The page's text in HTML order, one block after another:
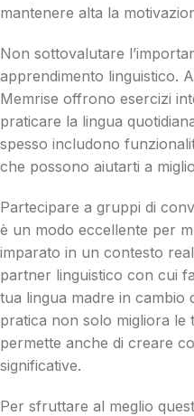
mantenere alta la
Non sottovalutare
apprendimento linguistico.
Memrise offrono esercizi
praticare la lingua
spesso includono
che possono aiutarti a
Partecipare a gruppi di
è un modo eccellente per
imparato in un contesto
partner linguistico con cui
tua lingua madre in cambio
pratica non solo migliora le
permette anche di creare
significative.
Per sfruttare al meglio